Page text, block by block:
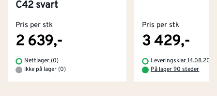
C42 svart
Pris per stk
2 639,-
Nettlager (0)
Ikke på lager (0)
Pris per stk
3 429,-
Leveringsklar 14.08.2026
På lager 90 steder
Kjøpsbetingelser
Kontakt oss
Tjenester
Montér Klubb
Om Montér
Byggevarehus og åpningstider
Prismatch